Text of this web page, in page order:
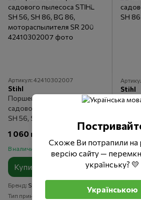
Артикул: 42410302007
Stihl
Поршень в сборе Ø 34
садового пылесоса STIHL
SH 56, SH 86, BG 86,
мотораспылителя SR 200
1 060 грн
В наличии
Купить
Бренд Stihl
Тип принадлежности
Поршень
Stihl
В
Схоже Ви потрапили на
версію сайту —
українську? 💛
Українською